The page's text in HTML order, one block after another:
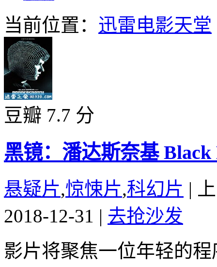
当前位置： 迅雷电影天堂
豆瓣 7.7 分
黑镜：潘达斯奈基
悬疑片,惊悚片,科幻片 |
2018-12-31 | 去抢沙发
影片将聚焦一位年轻的